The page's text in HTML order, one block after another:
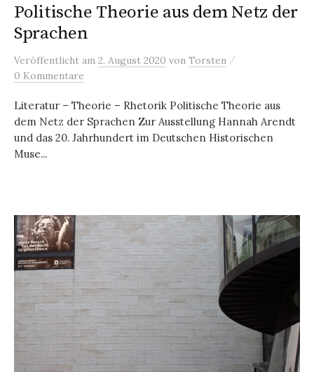
Politische Theorie aus dem Netz der
Sprachen
Veröffentlicht am 2. August 2020 von Torsten /
0 Kommentare
Literatur – Theorie – Rhetorik Politische Theorie aus
dem Netz der Sprachen Zur Ausstellung Hannah Arendt
und das 20. Jahrhundert im Deutschen Historischen
Muse...